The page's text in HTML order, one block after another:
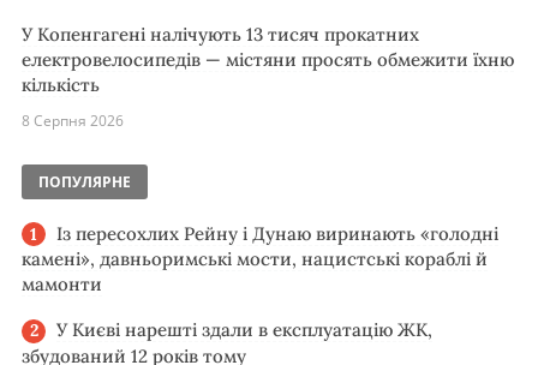
У Копенгагені налічують 13 тисяч прокатних
електровелосипедів — містяни просять обмежити їхню
кількість
8 Серпня 2026
ПОПУЛЯРНЕ
Із пересохлих Рейну і Дунаю виринають «голодні
камені», давньоримські мости, нацистські кораблі й
мамонти
У Києві нарешті здали в експлуатацію ЖК,
збудований 12 років тому